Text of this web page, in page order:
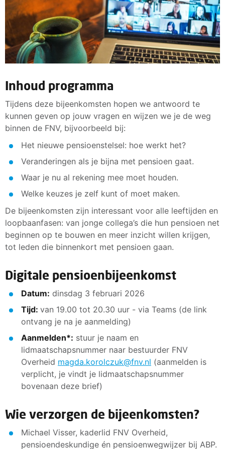
Inhoud programma
Tijdens deze bijeenkomsten hopen we antwoord te
kunnen geven op jouw vragen en wijzen we je de weg
binnen de FNV, bijvoorbeeld bij:
Het nieuwe pensioenstelsel: hoe werkt het?
Veranderingen als je bijna met pensioen gaat.
Waar je nu al rekening mee moet houden.
Welke keuzes je zelf kunt of moet maken.
De bijeenkomsten zijn interessant voor alle leeftijden en
loopbaanfasen: van jonge collega’s die hun pensioen net
beginnen op te bouwen en meer inzicht willen krijgen,
tot leden die binnenkort met pensioen gaan.
Digitale pensioenbijeenkomst
Datum: dinsdag 3 februari 2026
Tijd: van 19.00 tot 20.30 uur - via Teams (de link
ontvang je na je aanmelding)
Aanmelden*: stuur je naam en
lidmaatschapsnummer naar bestuurder FNV
Overheid magda.korolczuk@fnv.nl (aanmelden is
verplicht, je vindt je lidmaatschapsnummer
bovenaan deze brief)
Wie verzorgen de bijeenkomsten?
Michael Visser, kaderlid FNV Overheid,
pensioendeskundige én pensioenwegwijzer bij ABP.